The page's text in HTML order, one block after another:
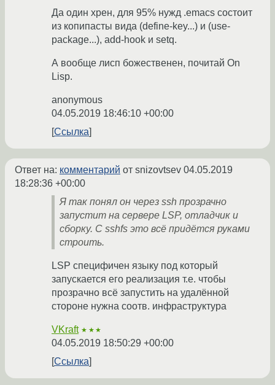
Да один хрен, для 95% нужд .emacs состоит
из копипасты вида (define-key...) и (use-
package...), add-hook и setq.
А вообще лисп божественен, почитай On
Lisp.
anonymous
04.05.2019 18:46:10 +00:00
Ссылка
Ответ на: комментарий от snizovtsev 04.05.2019
18:28:36 +00:00
Я так понял он через ssh прозрачно
запустит на сервере LSP, отладчик и
сборку. С sshfs это всё придётся руками
строить.
LSP специфичен языку под который
запускается его реализация т.е. чтобы
прозрачно всё запустить на удалённой
стороне нужна соотв. инфраструктура
VKraft ★★★
04.05.2019 18:50:29 +00:00
Ссылка